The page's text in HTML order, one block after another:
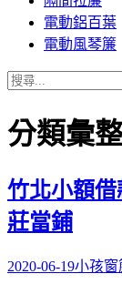
電動鋁百葉
電動風琴簾
搜
關
鍵
分類彙
竹北小額
莊當鋪
2020-06-19小孩窗